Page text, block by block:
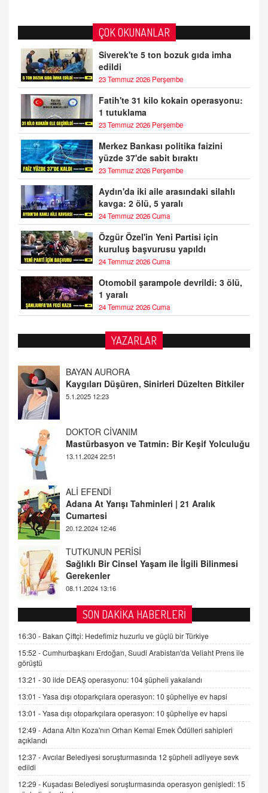
ÇOK OKUNANLAR
Siverek'te 5 ton bozuk gıda imha
edildi
23 Temmuz 2026 Perşembe
Fatih'te 31 kilo kokain operasyonu:
1 tutuklama
23 Temmuz 2026 Perşembe
Merkez Bankası politika faizini
yüzde 37'de sabit bıraktı
23 Temmuz 2026 Perşembe
Aydın'da iki aile arasındaki silahlı
kavga: 2 ölü, 5 yaralı
24 Temmuz 2026 Cuma
Özgür Özel'in Yeni Partisi için
kuruluş başvurusu yapıldı
24 Temmuz 2026 Cuma
Otomobil şarampole devrildi: 3 ölü,
1 yaralı
24 Temmuz 2026 Cuma
YAZARLAR
DOKTOR CİVANIM
Mastürbasyon ve Tatmin: Bir Keşif Yolculuğu
13.11.2024 22:51
ALİ EFENDİ
Adana At Yarışı Tahminleri | 21 Aralık
Cumartesi
TUTKUNUN PERİSİ
Sağlıklı Bir Cinsel Yaşam ile İlgili Bilinmesi
Gerekenler
08.11.2024 13:16
FARUK ÖNALAN
Tezkere Onaylanmasaydı…
2 Kasım 2021 Salı 00:11
AV. DOĞAN CAN DOĞAN
Kişisel verilerin korunması ve dijital hukukun
gelişimi
15.09.2025 16:17
SEHER EREK
Kış Ayları Geldi, Hangi Önlemler Alınmalı?
9.12.2025 10:11
İNCİ GÜL AKÖL
06.07.2026 13:00
SON DAKİKA HABERLERİ
16:30 - Bakan Çiftçi: Hedefimiz huzurlu ve güçlü bir Türkiye
15:52 -Cumhurbaşkanı Erdoğan, Suudi Arabistan'da Veliaht Prens ile
görüştü
13:21 -30 ilde DEAŞ operasyonu: 104 şüpheli yakalandı
13:01 -Yasa dışı otoparkçılara operasyon: 10 şüpheliye ev hapsi
13:01 -Yasa dışı otoparkçılara operasyon: 10 şüpheliye ev hapsi
12:49 -Adana Altın Koza'nın Orhan Kemal Emek Ödülleri sahipleri
açıklandı
12:37 -Avcılar Belediyesi soruşturmasında 12 şüpheli adliyeye sevk
edildi
12:29 - Kuşadası Belediyesi soruşturmasında operasyon genişledi: 15